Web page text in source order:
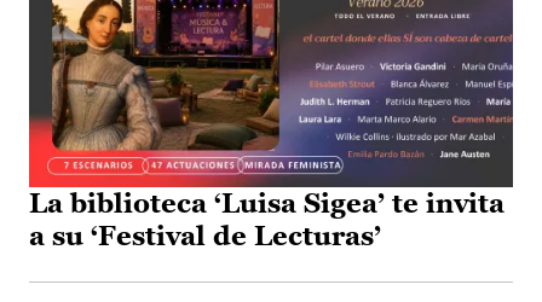
La biblioteca ‘Luisa Sigea’ te invita
a su ‘Festival de Lecturas’